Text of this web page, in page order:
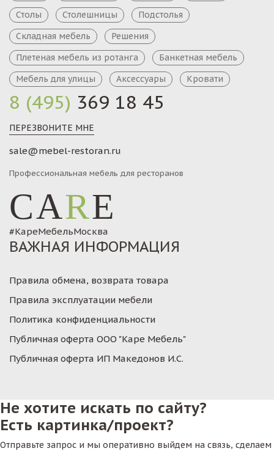
8 (495) 369 18 45
ПЕРЕЗВОНИТЕ МНЕ
sale@mebel-restoran.ru
Профессиональная мебель для ресторанов
CARE
#КареМебельМосква
Столы
Столешницы
Подстолья
Складная мебель
Решения
Плетеная мебель из ротанга
Банкетная мебель
Мебель для улицы
Аксессуары Кровати
ВАЖНАЯ ИНФОРМАЦИЯ
Правила обмена, возврата товара
Правила эксплуатации мебели
Политика конфиденциальности
Публичная оферта ООО "Каре Мебель"
Публичная оферта ИП Македонов И.С.
Не хотите искать по сайту?
Есть картинка/проект?
Отправьте запрос и мы оперативно выйдем на связь, сделаем